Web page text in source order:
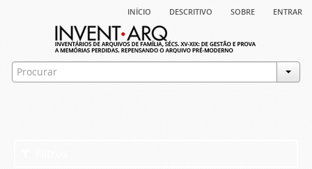
início descritivo sobre entrar